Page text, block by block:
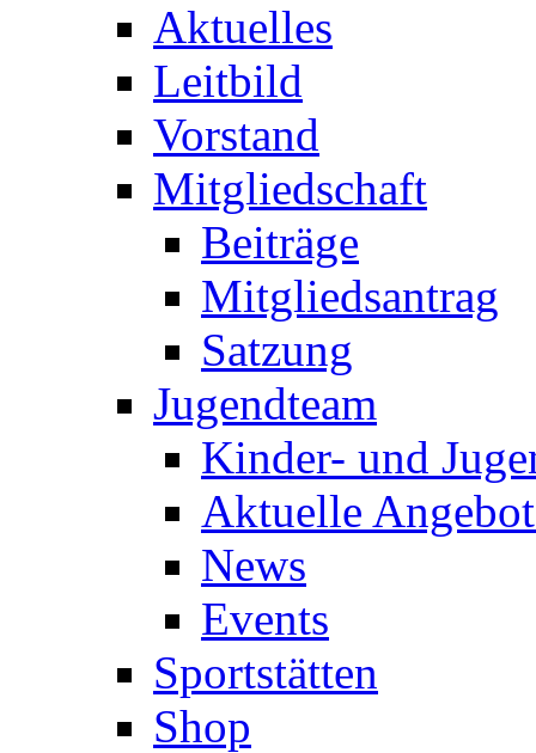
Aktuelles
Leitbild
Vorstand
Mitgliedschaft
Beiträge
Mitgliedsantrag
Satzung
Jugendteam
Kinder- und
Aktuelle
News
Events
Sportstätten
Shop